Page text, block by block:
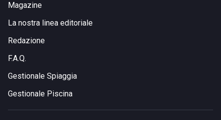
Magazine
La nostra linea editoriale
Redazione
F.A.Q.
Gestionale Spiaggia
Gestionale Piscina